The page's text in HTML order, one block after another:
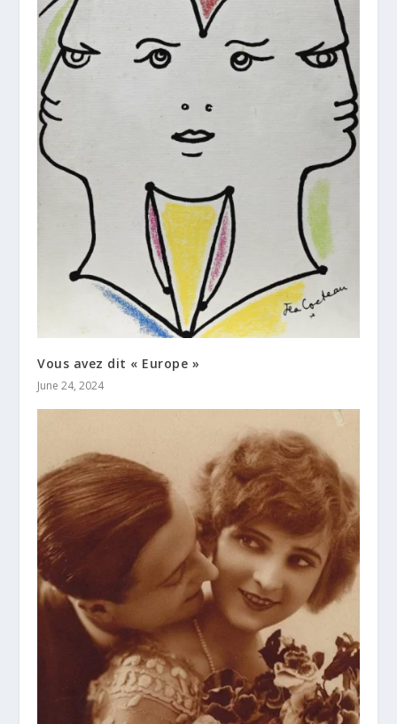
Vous avez dit « Europe »
June 24, 2024